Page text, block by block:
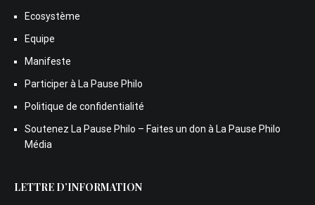
Ecosystème
Equipe
Manifeste
Participer à La Pause Philo
Politique de confidentialité
Soutenez La Pause Philo – Faites un don à La Pause Philo
Média
LETTRE D’INFORMATION